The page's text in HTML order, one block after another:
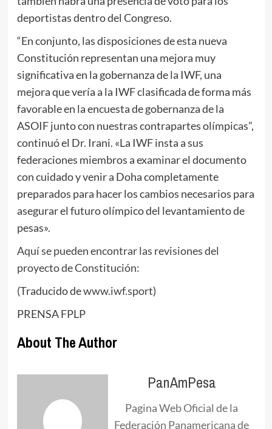
deportistas dentro del Congreso.
“En conjunto, las disposiciones de esta nueva
Constitución representan una mejora muy
significativa en la gobernanza de la IWF, una
mejora que vería a la IWF clasificada de forma más
favorable en la encuesta de gobernanza de la
ASOIF junto con nuestras contrapartes olímpicas”,
continuó el Dr. Irani. «La IWF insta a sus
federaciones miembros a examinar el documento
con cuidado y venir a Doha completamente
preparados para hacer los cambios necesarios para
asegurar el futuro olímpico del levantamiento de
pesas».
Aquí se pueden encontrar las revisiones del
proyecto de Constitución:
(Traducido dewww.iwf.sport)
PRENSA FPLP
About The Author
PanAmPesa
Pagina Web Oficial de la
Federación Panamericana de